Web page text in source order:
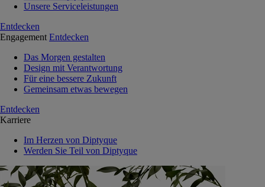
Unsere Serviceleistungen
Entdecken
Engagement Entdecken
Das Morgen gestalten
Design mit Verantwortung
Für eine bessere Zukunft
Gemeinsam etwas bewegen
Entdecken
Karriere
Im Herzen von Diptyque
Werden Sie Teil von Diptyque